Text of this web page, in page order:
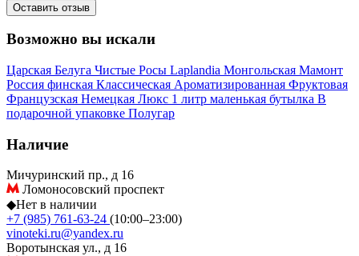
Оставить отзыв
Возможно вы искали
Царская Белуга Чистые Росы Laplandia Монгольская Мамонт
Россия финская Классическая Ароматизированная Фруктовая
Французская Немецкая Люкс 1 литр маленькая бутылка В
подарочной упаковке Полугар
Наличие
Мичуринский пр., д 16
Ломоносовский проспект
◆Нет в наличии
+7 (985) 761-63-24 (10:00–23:00)
vinoteki.ru@yandex.ru
Воротынская ул., д 16